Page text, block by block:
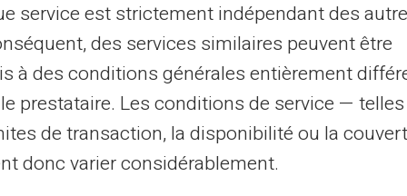
37M
& ATM-aksept
1.3M
Glade registrerte
service est strictement indépendant des
des services similaires peuvent être
à des conditions générales entièrement
prestataire. Les conditions de service —
de transaction, la disponibilité ou la
donc varier considérablement.